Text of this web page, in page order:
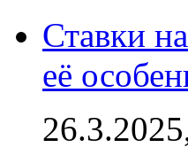
Ставки
её